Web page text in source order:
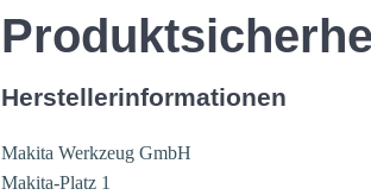
Herstellerinformationen
Makita Werkzeug GmbH
Makita-Platz 1